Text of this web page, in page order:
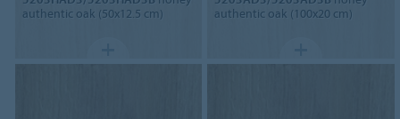
authentic oak (50x12.5 cm)
authentic oak (100x20 cm)